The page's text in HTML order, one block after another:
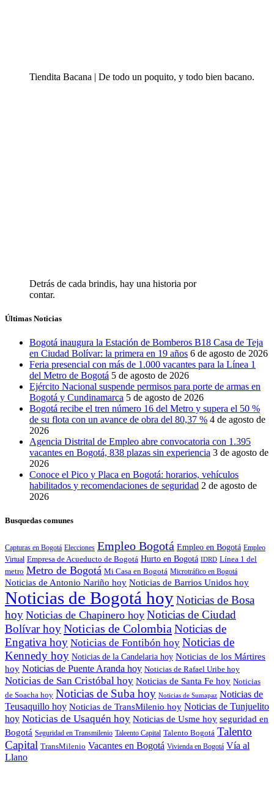
Tiendita Bacana | De todo un poquito, y todo bien bacano.
Detrás de cada brindis, hay una historia por
contar.
Últimas Noticias
Bogotá inaugura la Estación de Bomberos B18 Casa de Teja
en Ciudad Bolívar: la primera en 19 años 6 de agosto de 2026
Feria presencial con más de 1.000 vacantes para la Línea 1
del Metro de Bogotá 5 de agosto de 2026
Ejército Nacional suspende permisos para porte de armas en
Bogotá y Cundinamarca 5 de agosto de 2026
Bogotá recibe el tren número 16 del Metro y supera el 50 %
de su flota con un avance de obra del 80,37 % 4 de agosto de
2026
Agencia Distrital de Empleo abre convocatoria con 1.395
vacantes en Bogotá, 838 plazas sin experiencia 3 de agosto de
2026
Conoce el Pico y Placa en Bogotá: horarios, vehículos
habilitados y recomendaciones de seguridad 2 de agosto de
2026
Busquedas comunes
Capturas en Bogotá Elecciones Empleo Bogotá Empleo en Bogotá Empleo
Virtual Empresa de Acueducto de Bogotá Hurto en Bogotá IDRD Línea 1 del
metro Metro de Bogotá Mi Casa en Bogotá Microtráfico en Bogotá
Noticias de Antonio Nariño hoy Noticias de Barrios Unidos hoy
Noticias de Bogotá hoyNoticias de Bosa
hoy Noticias de Chapinero hoy Noticias de Ciudad
Bolívar hoyNoticias de Colombia Noticias de
Engativa hoy Noticias de Fontibón hoy Noticias de
Kennedy hoy Noticias de la Candelaria hoy Noticias de los Mártires
hoy Noticias de Puente Aranda hoy Noticias de Rafael Uribe hoy
Noticias de San Cristóbal hoy Noticias de Santa Fe hoy Noticias
de Soacha hoy Noticias de Suba hoy Noticias de Sumapaz Noticias de
Teusaquillo hoy Noticias de TransMilenio hoy Noticias de Tunjuelito
hoy Noticias de Usaquén hoy Noticias de Usme hoy seguridad en
Bogotá Seguridad en Transmilenio Taleento Capital Talento Bogotá Talento
Capital TransMilenio Vacantes en Bogotá Vivienda en Bogotá Vía al
Llano